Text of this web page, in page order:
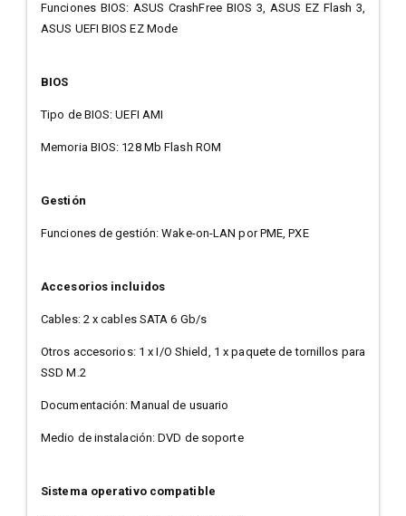
Funciones BIOS: ASUS CrashFree BIOS 3, ASUS EZ Flash 3,
ASUS UEFI BIOS EZ Mode
BIOS
Tipo de BIOS: UEFI AMI
Memoria BIOS: 128 Mb Flash ROM
Gestión
Funciones de gestión: Wake-on-LAN por PME, PXE
Accesorios incluidos
Cables: 2 x cables SATA 6 Gb/s
Otros accesorios: 1 x I/O Shield, 1 x paquete de tornillos para
SSD M.2
Documentación: Manual de usuario
Medio de instalación: DVD de soporte
Sistema operativo compatible